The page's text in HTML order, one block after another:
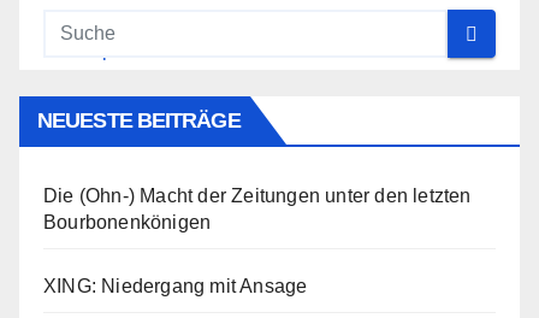
NEUESTE BEITRÄGE
Die (Ohn-) Macht der Zeitungen unter den letzten
Bourbonenkönigen
XING: Niedergang mit Ansage